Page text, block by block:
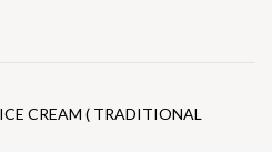
CREAM ( TRADITIONAL